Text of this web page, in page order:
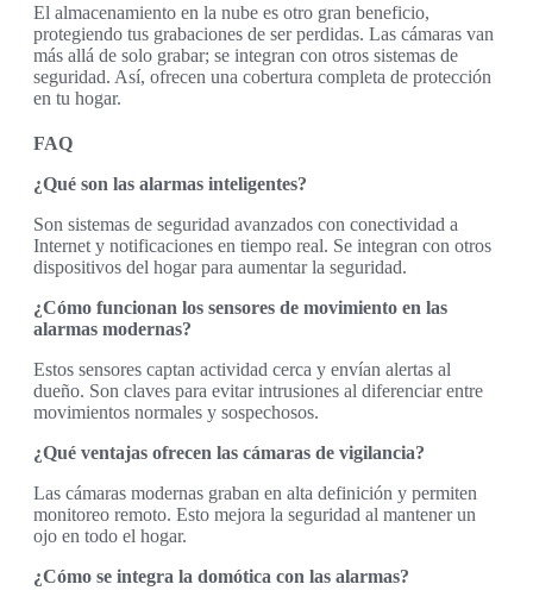
El almacenamiento en la nube es otro gran beneficio,
protegiendo tus grabaciones de ser perdidas. Las cámaras van
más allá de solo grabar; se integran con otros sistemas de
seguridad. Así, ofrecen una cobertura completa de protección
en tu hogar.
FAQ
¿Qué son las alarmas inteligentes?
Son sistemas de seguridad avanzados con conectividad a
Internet y notificaciones en tiempo real. Se integran con otros
dispositivos del hogar para aumentar la seguridad.
¿Cómo funcionan los sensores de movimiento en las
alarmas modernas?
Estos sensores captan actividad cerca y envían alertas al
dueño. Son claves para evitar intrusiones al diferenciar entre
movimientos normales y sospechosos.
¿Qué ventajas ofrecen las cámaras de vigilancia?
Las cámaras modernas graban en alta definición y permiten
monitoreo remoto. Esto mejora la seguridad al mantener un
ojo en todo el hogar.
¿Cómo se integra la domótica con las alarmas?